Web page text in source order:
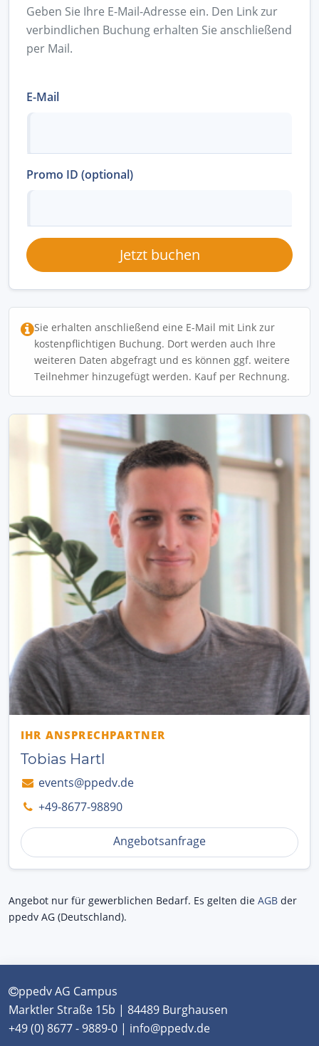
Geben Sie Ihre E-Mail-Adresse ein. Den Link zur
verbindlichen Buchung erhalten Sie anschließend
per Mail.
E-Mail
Promo ID (optional)
Jetzt buchen
Sie erhalten anschließend eine E-Mail mit Link zur
kostenpflichtigen Buchung. Dort werden auch Ihre
weiteren Daten abgefragt und es können ggf. weitere
Teilnehmer hinzugefügt werden. Kauf per Rechnung.
IHR ANSPRECHPARTNER
Tobias Hartl
events@ppedv.de
+49-8677-98890
Angebotsanfrage
Angebot nur für gewerblichen Bedarf. Es gelten die AGB der
ppedv AG (Deutschland).
ppedv AG Campus
Marktler Straße 15b | 84489 Burghausen
+49 (0) 8677 - 9889-0 | info@ppedv.de